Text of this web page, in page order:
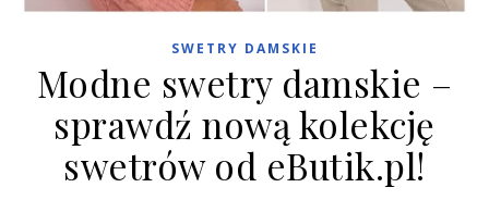
SWETRY DAMSKIE
Modne swetry damskie –
sprawdź nową kolekcję
swetrów od eButik.pl!